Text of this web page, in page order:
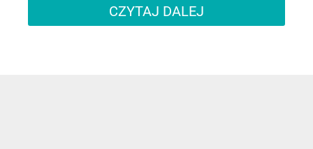
CZYTAJ DALEJ